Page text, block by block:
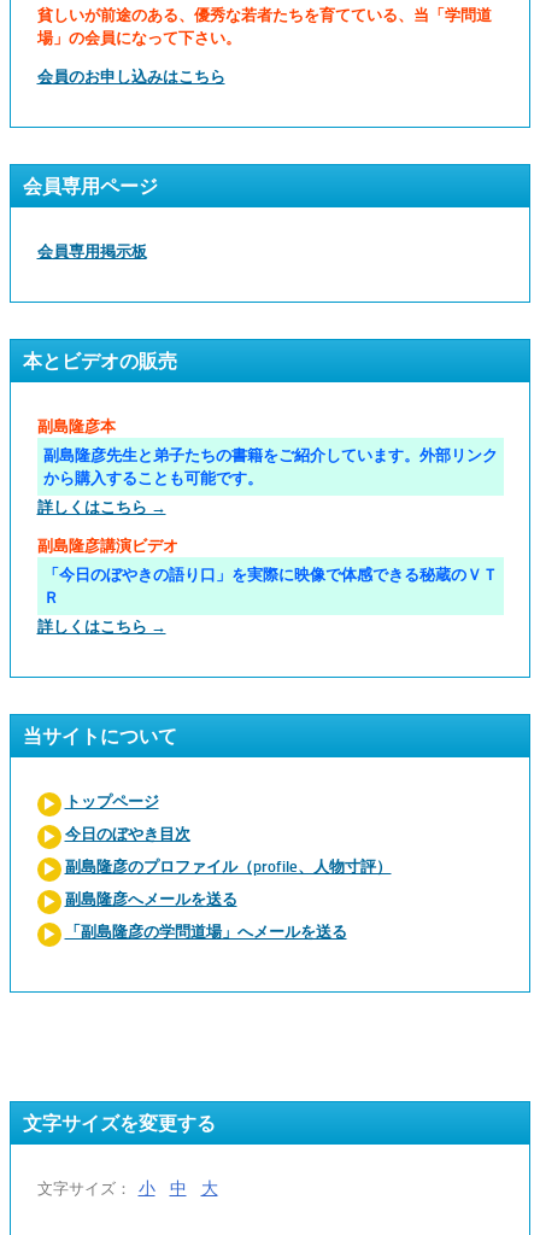
貧しいが前途のある、優秀な若者たちを育てている、当「学問道
場」の会員になって下さい。
会員のお申し込みはこちら
会員専用ページ
会員専用掲示板
本とビデオの販売
副島隆彦本
副島隆彦先生と弟子たちの書籍をご紹介しています。外部リンク
から購入することも可能です。
詳しくはこちら →
副島隆彦講演ビデオ
「今日のぼやきの語り口」を実際に映像で体感できる秘蔵のＶＴ
Ｒ
詳しくはこちら →
当サイトについて
トップページ
今日のぼやき目次
副島隆彦のプロファイル（profile、人物寸評）
副島隆彦へメールを送る
「副島隆彦の学問道場」へメールを送る
文字サイズを変更する
文字サイズ： 小 中 大